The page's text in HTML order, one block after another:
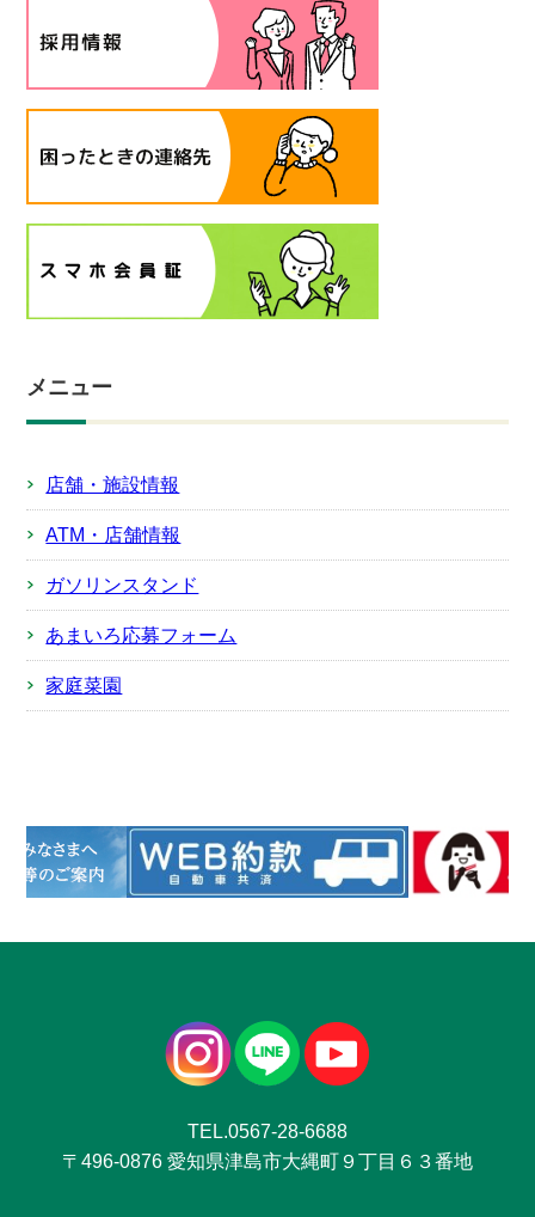
メニュー
店舗・施設情報
ATM・店舗情報
ガソリンスタンド
あまいろ応募フォーム
家庭菜園
TEL.0567-28-6688
〒496-0876 愛知県津島市大縄町９丁目６３番地